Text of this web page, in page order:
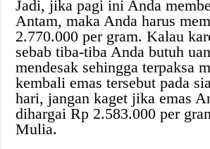
Jadi, jika pagi ini Anda
Antam, maka Anda harus
2.770.000 per gram. Kalau
sebab tiba-tiba Anda butuh
mendesak sehingga terpaksa
kembali emas tersebut pada
hari, jangan kaget jika emas
dihargai Rp 2.583.000 per
Mulia.